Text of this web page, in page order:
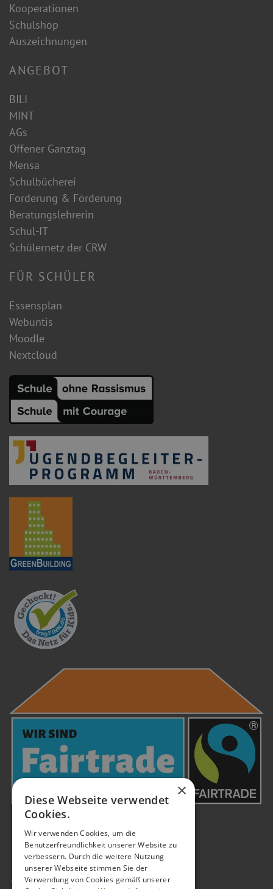
Kooperationen
Schulshop
Auszeichnungen
ANGEBOT
BILI
MINT
AGs
Offener Ganztag
Mensa
Schulbücherei
Forderung & Förderung
Beratungslehrerin
Schul-IT
Schülernetz der CRW
FÜR SCHÜLER
Essensplan
Webuntis
Moodle
Nextcloud
×
Diese Webseite verwendet
Cookies.
Wir verwenden Cookies, um die
Benutzerfreundlichkeit unserer Website zu
verbessern. Durch die weitere Nutzung
unserer Webseite stimmen Sie der
Verwendung von Cookies gemäß unserer